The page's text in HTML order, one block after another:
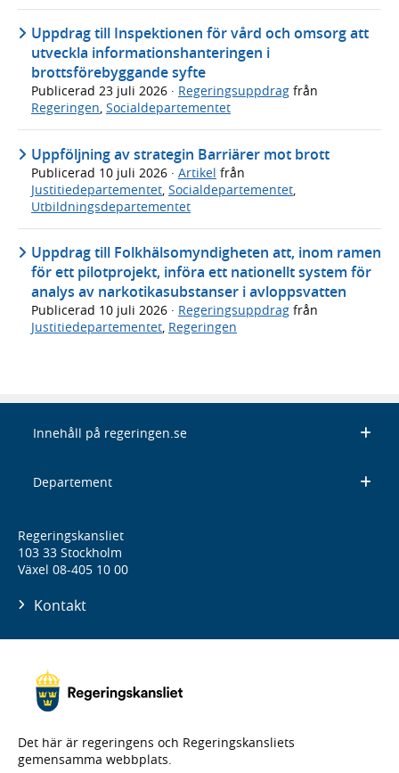
Uppdrag till Inspektionen för vård och omsorg att
utveckla informationshanteringen i
brottsförebyggande syfte
Publicerad 23 juli 2026 · Regeringsuppdrag från
Regeringen, Socialdepartementet
Uppföljning av strategin Barriärer mot brott
Publicerad 10 juli 2026 · Artikel från
Justitiedepartementet Socialdepartementet
Utbildningsdepartementet
Uppdrag till Folkhälsomyndigheten att, inom ramen
för ett pilotprojekt, införa ett nationellt system för
analys av narkotikasubstanser i avloppsvatten
Publicerad 10 juli 2026 · Regeringsuppdrag från
Justitiedepartementet, Regeringen
Innehåll på regeringen.se
Departement
Regeringskansliet
103 33 Stockholm
Växel 08-405 10 00
Kontakt
Det här är regeringens och Regeringskansliets
gemensamma webbplats.